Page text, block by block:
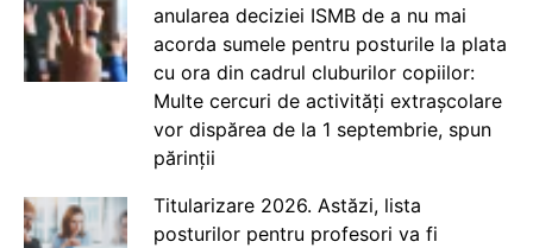
anularea deciziei ISMB de a nu mai
acorda sumele pentru posturile la plata
cu ora din cadrul cluburilor copiilor:
Multe cercuri de activități extrașcolare
vor dispărea de la 1 septembrie, spun
părinții
Titularizare 2026. Astăzi, lista
posturilor pentru profesori va fi